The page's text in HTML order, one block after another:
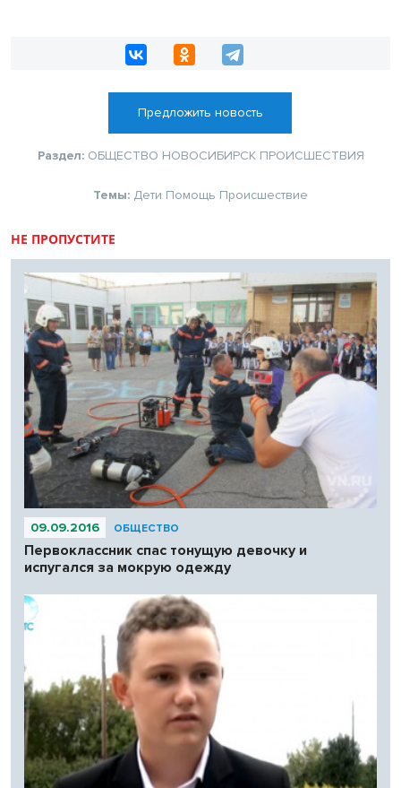
Предложить новость
Раздел: ОБЩЕСТВО НОВОСИБИРСК ПРОИСШЕСТВИЯ
Темы: Дети Помощь Происшествие
НЕ ПРОПУСТИТЕ
09.09.2016 ОБЩЕСТВО
Первоклассник спас тонущую девочку и
испугался за мокрую одежду